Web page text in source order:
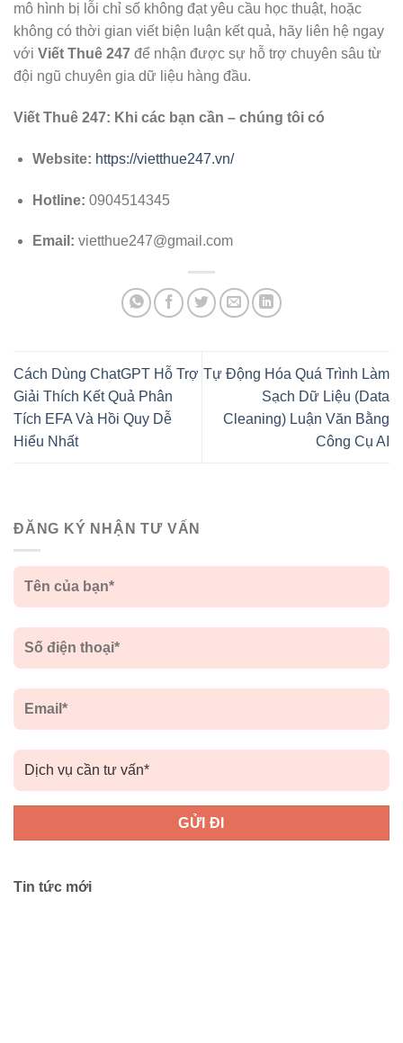
mô hình bị lỗi chỉ số không đạt yêu cầu học thuật, hoặc
không có thời gian viết biện luận kết quả, hãy liên hệ ngay
với Viết Thuê 247 để nhận được sự hỗ trợ chuyên sâu từ
đội ngũ chuyên gia dữ liệu hàng đầu.
Viết Thuê 247: Khi các bạn cần – chúng tôi có
Website: https://vietthue247.vn/
Hotline: 0904514345
Email: vietthue247@gmail.com
Cách Dùng ChatGPT Hỗ Trợ
Giải Thích Kết Quả Phân
Tích EFA Và Hồi Quy Dễ
Hiểu Nhất
Tự Động Hóa Quá Trình Làm
Sạch Dữ Liệu (Data
Cleaning) Luận Văn Bằng
Công Cụ AI
ĐĂNG KÝ NHẬN TƯ VẤN
Tin tức mới